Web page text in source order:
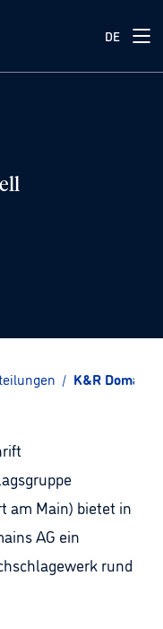
DE
/ K&R
am Main) bietet in
AG ein
rund